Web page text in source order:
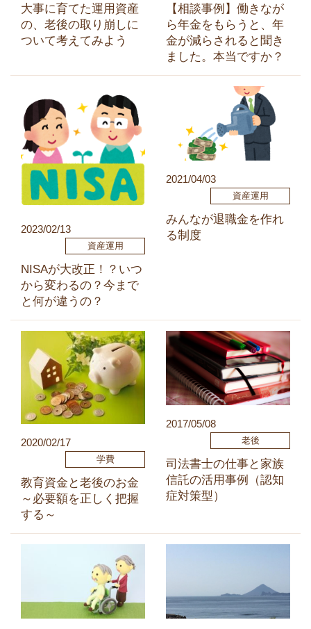
大事に育てた運用資産
の、老後の取り崩しに
ついて考えてみよう
【相談事例】働きなが
ら年金をもらうと、年
金が減らされると聞き
ました。本当ですか？
2023/02/13
資産運用
NISAが大改正！？いつ
から変わるの？今まで
と何が違うの？
2021/04/03
資産運用
みんなが退職金を作れ
る制度
2020/02/17
学費
教育資金と老後のお金
～必要額を正しく把握
する～
2017/05/08
老後
司法書士の仕事と家族
信託の活用事例（認知
症対策型）